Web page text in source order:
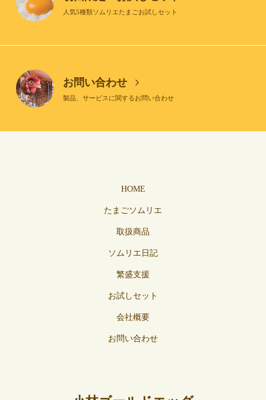
人気5種類ソムリエたまごお試しセット
お問い合わせ
製品、サービスに関するお問い合わせ
HOME
たまごソムリエ
取扱商品
ソムリエ日記
繁盛支援
お試しセット
会社概要
お問い合わせ